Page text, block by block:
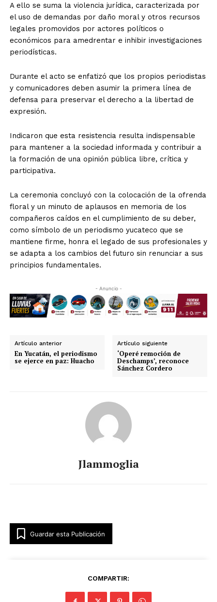
A ello se suma la violencia jurídica, caracterizada por
el uso de demandas por daño moral y otros recursos
legales promovidos por actores políticos o
económicos para amedrentar e inhibir investigaciones
periodísticas.
Durante el acto se enfatizó que los propios periodistas
y comunicadores deben asumir la primera línea de
defensa para preservar el derecho a la libertad de
expresión.
Indicaron que esta resistencia resulta indispensable
para mantener a la sociedad informada y contribuir a
la formación de una opinión pública libre, crítica y
participativa.
La ceremonia concluyó con la colocación de la ofrenda
floral y un minuto de aplausos en memoria de los
compañeros caídos en el cumplimiento de su deber,
como símbolo de un periodismo yucateco que se
mantiene firme, honra el legado de sus profesionales y
se adapta a los cambios del futuro sin renunciar a sus
principios fundamentales.
- Anuncio -
Artículo anterior
En Yucatán, el periodismo
se ejerce en paz: Huacho
Artículo siguiente
‘Operé remoción de
Deschamps’, reconoce
Sánchez Cordero
Jlammoglia
Guardar esta Publicación
COMPARTIR: